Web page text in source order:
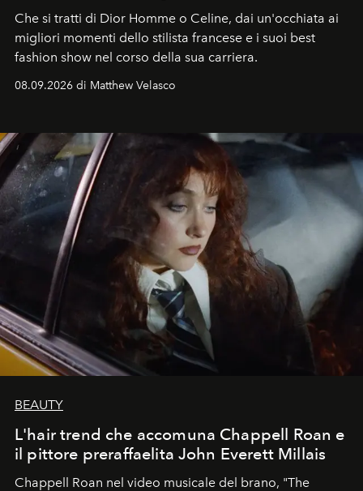
Che si tratti di Dior Homme o Celine, dai un'occhiata ai
migliori momenti dello stilista francese e i suoi best
fashion show nel corso della sua carriera.
08.09.2026 di Matthew Velasco
BEAUTY
L'hair trend che accomuna Chappell Roan e
il pittore preraffaelita John Everett Millais
Chappell Roan nel video musicale del brano, "The